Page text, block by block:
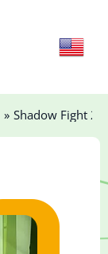
» Shadow Fight 2